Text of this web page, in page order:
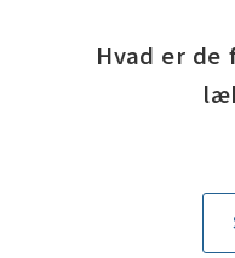
Hvad er de